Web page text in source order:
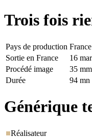
Trois fois
Pays de production
Sortie en France
16
Procédé image
35
Durée
94 mn
Générique
Réalisateur